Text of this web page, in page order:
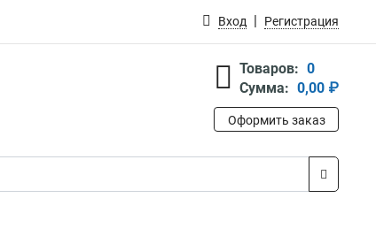
Вход Регистрация
Товаров: 0
Сумма: 0,00 ₽
Оформить заказ